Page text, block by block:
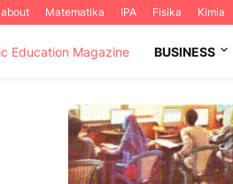
about Matematika IPA Fisika Kimia
BUSINESS